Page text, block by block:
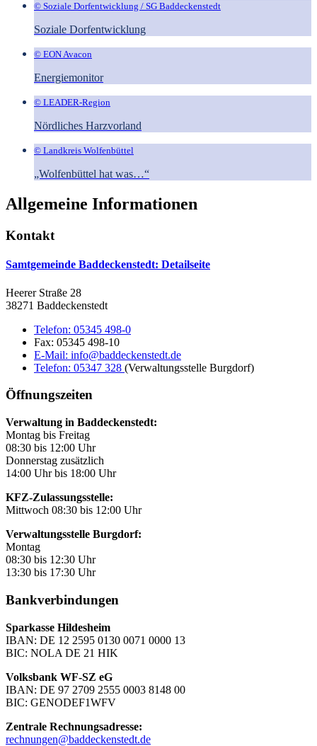
© Soziale Dorfentwicklung / SG Baddeckenstedt
Soziale Dorfentwicklung
© EON Avacon
Energiemonitor
© LEADER-Region
Nördliches Harzvorland
© Landkreis Wolfenbüttel
„Wolfenbüttel hat was…“
Allgemeine Informationen
Kontakt
Samtgemeinde Baddeckenstedt: Detailseite
Heerer Straße 28
38271 Baddeckenstedt
Telefon: 05345 498-0
Fax: 05345 498-10
E-Mail: info@baddeckenstedt.de
Telefon: 05347 328 (Verwaltungsstelle Burgdorf)
Öffnungszeiten
Verwaltung in Baddeckenstedt:
Montag bis Freitag
08:30 bis 12:00 Uhr
Donnerstag zusätzlich
14:00 Uhr bis 18:00 Uhr
KFZ-Zulassungsstelle:
Mittwoch 08:30 bis 12:00 Uhr
Verwaltungsstelle Burgdorf:
Montag
08:30 bis 12:30 Uhr
13:30 bis 17:30 Uhr
Bankverbindungen
Sparkasse Hildesheim
IBAN: DE 12 2595 0130 0071 0000 13
BIC: NOLA DE 21 HIK
Volksbank WF-SZ eG
IBAN: DE 97 2709 2555 0003 8148 00
BIC: GENODEF1WFV
Zentrale Rechnungsadresse:
rechnungen@baddeckenstedt.de